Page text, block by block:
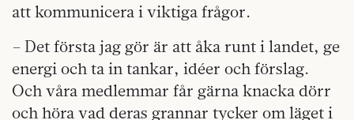
att kommunicera i viktiga frågor.
– Det första jag gör är att åka runt i landet, ge
energi och ta in tankar, idéer och förslag.
Och våra medlemmar får gärna knacka dörr
och höra vad deras grannar tycker om läget i